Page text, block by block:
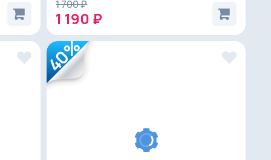
1 700 ₽
1 190 ₽
40%